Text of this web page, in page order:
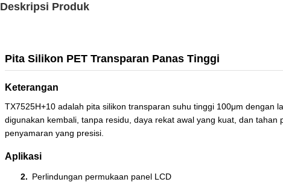
Deskripsi Produk
Pita Silikon PET Transparan Panas Tinggi
Keterangan
TX7525H+10 adalah pita silikon transparan suhu tinggi 100μm dengan
digunakan kembali, tanpa residu, daya rekat awal yang kuat, dan tahan
penyamaran yang presisi.
Aplikasi
Perlindungan permukaan panel LCD